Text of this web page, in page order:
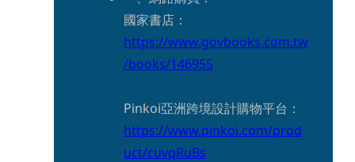
國家書店：
https://www.govbooks.com.tw
/books/146955
Pinkoi亞洲跨境設計購物平台：
https://www.pinkoi.com/prod
uct/cuvqRuBs